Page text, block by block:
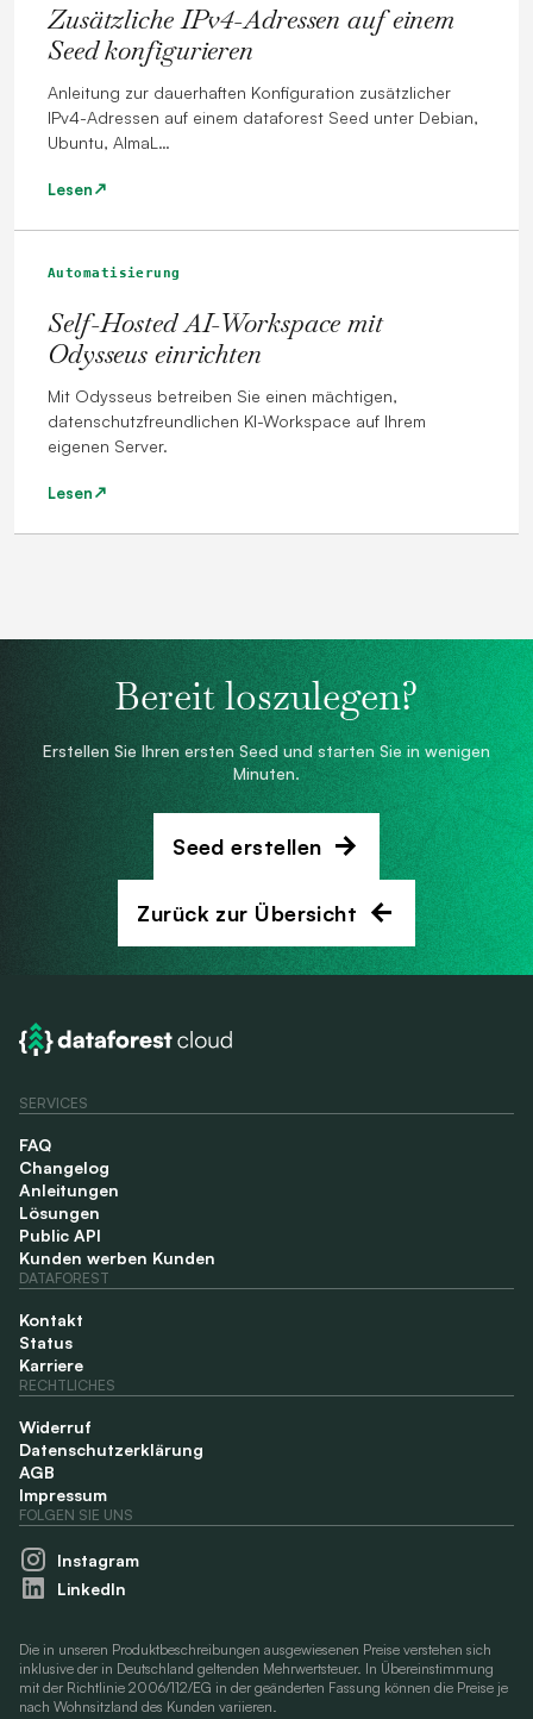
Zusätzliche IPv4-Adressen auf einem
Seed konfigurieren
Anleitung zur dauerhaften Konfiguration zusätzlicher
IPv4-Adressen auf einem dataforest Seed unter Debian,
Ubuntu, AlmaL…
Lesen
Automatisierung
Self-Hosted AI-Workspace mit
Odysseus einrichten
Mit Odysseus betreiben Sie einen mächtigen,
datenschutzfreundlichen KI-Workspace auf Ihrem
eigenen Server.
Lesen
Bereit loszulegen?
Erstellen Sie Ihren ersten Seed und starten Sie in wenigen
Minuten.
Seed erstellen
Zurück zur Übersicht
SERVICES
FAQ
Changelog
Anleitungen
Lösungen
Public API
Kunden werben Kunden
DATAFOREST
Kontakt
Status
Karriere
RECHTLICHES
Widerruf
Datenschutzerklärung
AGB
Impressum
FOLGEN SIE UNS
Instagram
LinkedIn
Die in unseren Produktbeschreibungen ausgewiesenen Preise verstehen sich
inklusive der in Deutschland geltenden Mehrwertsteuer. In Übereinstimmung
mit der Richtlinie 2006/112/EG in der geänderten Fassung können die Preise je
nach Wohnsitzland des Kunden variieren.